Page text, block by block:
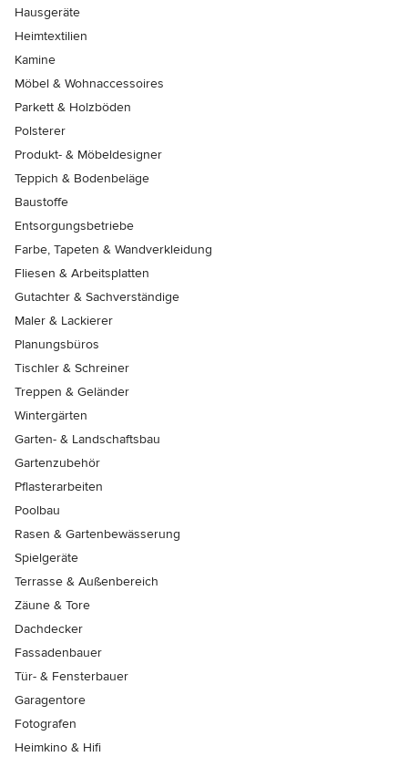
Hausgeräte
Heimtextilien
Kamine
Möbel & Wohnaccessoires
Parkett & Holzböden
Polsterer
Produkt- & Möbeldesigner
Teppich & Bodenbeläge
Baustoffe
Entsorgungsbetriebe
Farbe, Tapeten & Wandverkleidung
Fliesen & Arbeitsplatten
Gutachter & Sachverständige
Maler & Lackierer
Planungsbüros
Tischler & Schreiner
Treppen & Geländer
Wintergärten
Garten- & Landschaftsbau
Gartenzubehör
Pflasterarbeiten
Poolbau
Rasen & Gartenbewässerung
Spielgeräte
Terrasse & Außenbereich
Zäune & Tore
Dachdecker
Fassadenbauer
Tür- & Fensterbauer
Garagentore
Fotografen
Heimkino & Hifi